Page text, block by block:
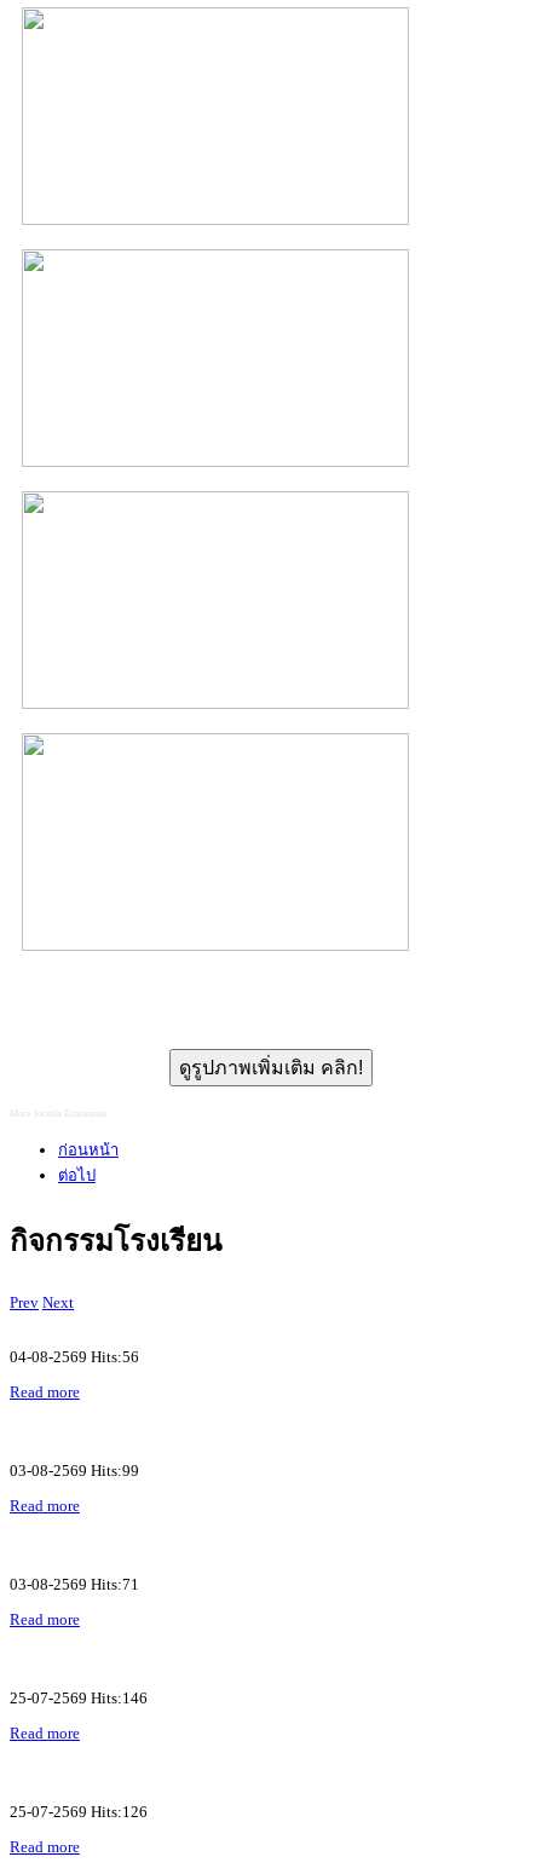
ดูรูปภาพเพิ่มเติม คลิก!
More Joomla Extensions
ก่อนหน้า
ต่อไป
กิจกรรมโรงเรียน
Prev Next
04-08-2569 Hits:56
Read more
03-08-2569 Hits:99
Read more
03-08-2569 Hits:71
Read more
25-07-2569 Hits:146
Read more
25-07-2569 Hits:126
Read more